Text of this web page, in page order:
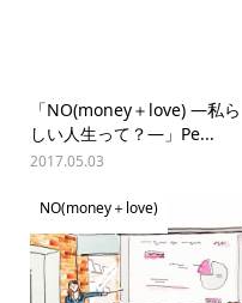
「NO(money＋love) —私ら
しい人生って？—」Pe...
2017.05.03
NO(money＋love)